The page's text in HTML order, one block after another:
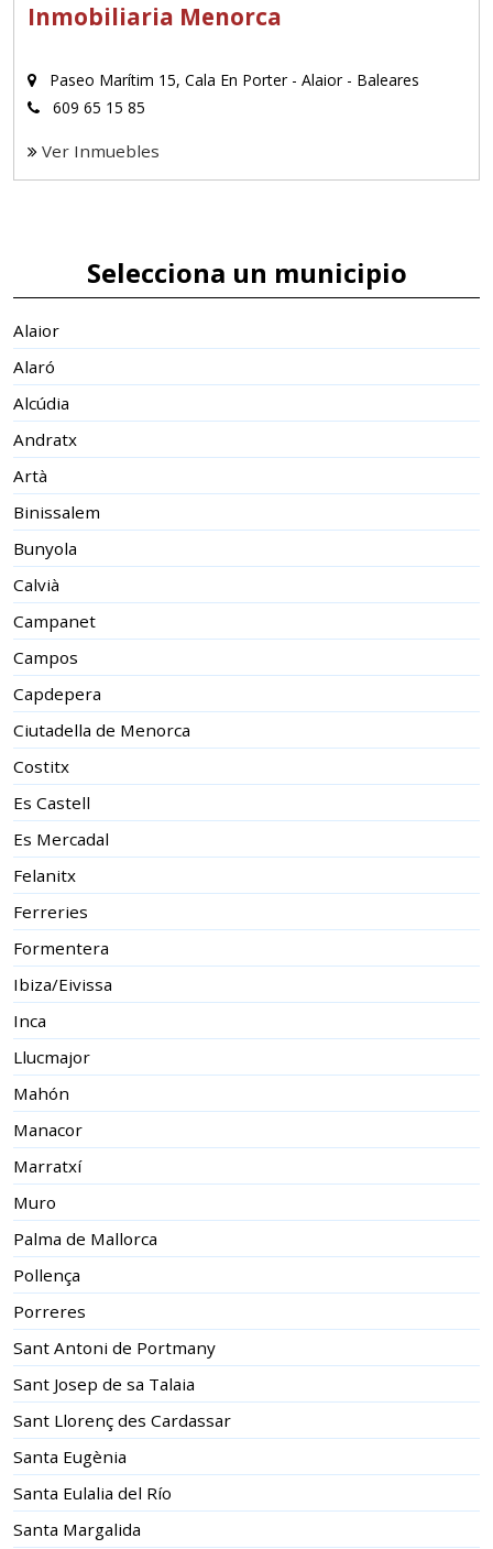
Inmobiliaria Menorca
Paseo Marí­tim 15, Cala En Porter - Alaior - Baleares
609 65 15 85
Ver Inmuebles
Selecciona un municipio
Alaior
Alaró
Alcúdia
Andratx
Artà
Binissalem
Bunyola
Calvià
Campanet
Campos
Capdepera
Ciutadella de Menorca
Costitx
Es Castell
Es Mercadal
Felanitx
Ferreries
Formentera
Ibiza/Eivissa
Inca
Llucmajor
Mahón
Manacor
Marratxí
Muro
Palma de Mallorca
Pollença
Porreres
Sant Antoni de Portmany
Sant Josep de sa Talaia
Sant Llorenç des Cardassar
Santa Eugènia
Santa Eulalia del Río
Santa Margalida